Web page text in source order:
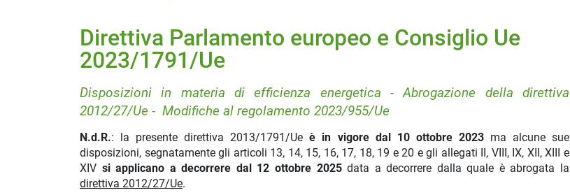
Direttiva Parlamento europeo e Consiglio Ue
2023/1791/Ue
Disposizioni in materia di efficienza energetica - Abrogazione della direttiva
2012/27/Ue - Modifiche al regolamento 2023/955/Ue
N.d.R.: la presente direttiva 2013/1791/Ueè in vigore dal 10 ottobre 2023ma alcune sue
disposizioni, segnatamente gli articoli 13, 14, 15, 16, 17, 18, 19 e 20 e gli allegati II, VIII, IX, XII, XIII e
XIV si applicano a decorrere dal 12 ottobre 2025data a decorrere dalla quale è abrogata la
direttiva 2012/27/Ue.